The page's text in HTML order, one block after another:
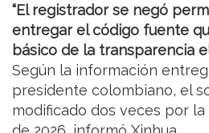
“El registrador se negó
entregar el código fuente
básico de la transparencia
Según la información
presidente colombiano, el
modificado dos veces por